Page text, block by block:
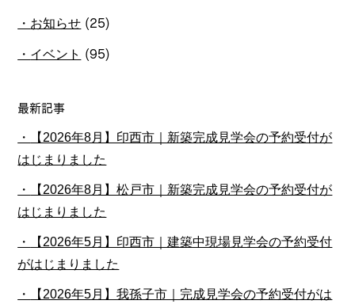
お知らせ (25)
イベント (95)
最新記事
【2026年8月】印西市｜新築完成見学会の予約受付が
はじまりました
【2026年8月】松戸市｜新築完成見学会の予約受付が
はじまりました
【2026年5月】印西市｜建築中現場見学会の予約受付
がはじまりました
【2026年5月】我孫子市｜完成見学会の予約受付がは